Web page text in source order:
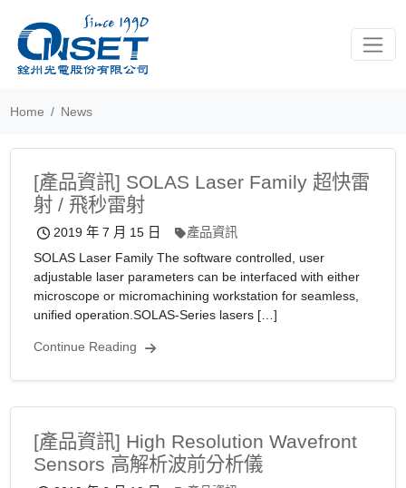
Home News
[產品資訊] SOLAS Laser Family 超快雷
射 / 飛秒雷射
2019 年 7 月 15 日
產品資訊
SOLAS Laser Family The software controlled, user
adjustable laser parameters can be interfaced with either
microscope or micromachining workstation for seamless,
unified operation.SOLAS-Series lasers […]
Continue Reading
[產品資訊] High Resolution Wavefront
Sensors 高解析波前分析儀